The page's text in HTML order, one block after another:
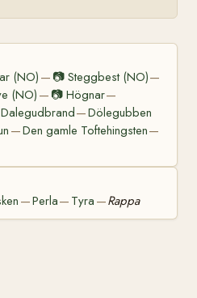
(NO) — 📷 Steggbest (NO)—
(NO) — 📷 Högnar—
Dalegudbrand—Dölegubben
—Den gamle Toftehingsten—
—Perla— Tyra —Rappa